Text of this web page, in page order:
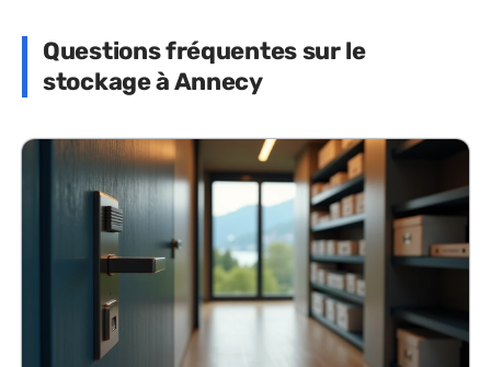
Questions fréquentes sur le
stockage à Annecy